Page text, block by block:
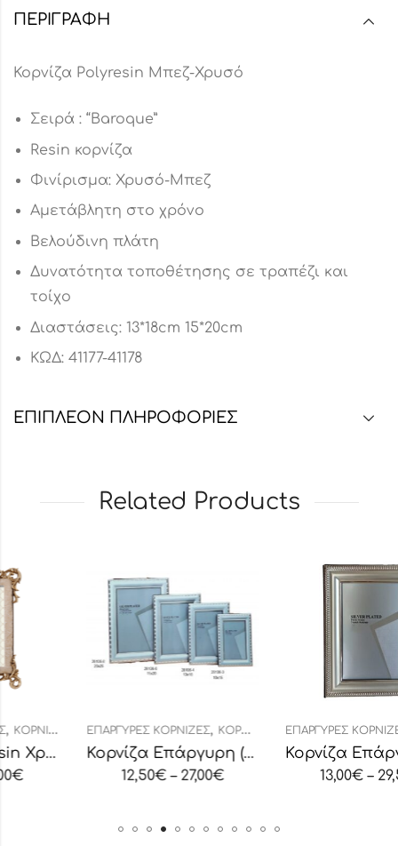
ΠΕΡΙΓΡΑΦΉ
Κορνίζα Polyresin Μπεζ-Χρυσό
Σειρά : “Baroque”
Resin κορνίζα
Φινίρισμα: Χρυσό-Μπεζ
Αμετάβλητη στο χρόνο
Βελούδινη πλάτη
Δυνατότητα τοποθέτησης σε τραπέζι και
τοίχο
Διαστάσεις: 13*18cm 15*20cm
ΚΩΔ: 41177-41178
ΕΠΙΠΛΈΟΝ ΠΛΗΡΟΦΟΡΊΕΣ
Related Products
ΕΠΆΡΓΥΡΕΣ ΚΟΡΝΊΖΕΣ,ΚΟΡΝΊΖΕΣ
Κορνίζα Επάργυρη (28106)
27,00€
ΕΠΆΡΓΥΡΕΣ ΚΟΡΝΊΖΕΣ,ΚΟΡΝΊΖΕΣ
Κορνίζα Επάργυρη (2824)
29,50€